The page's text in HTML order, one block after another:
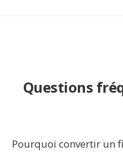
Questions
Pourquoi convertir un